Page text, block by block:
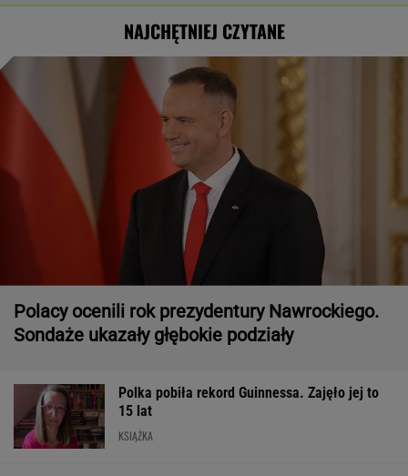
NAJCHĘTNIEJ CZYTANE
Polacy ocenili rok prezydentury Nawrockiego.
Sondaże ukazały głębokie podziały
Polka pobiła rekord Guinnessa. Zajęło jej to
15 lat
KSIĄŻKA